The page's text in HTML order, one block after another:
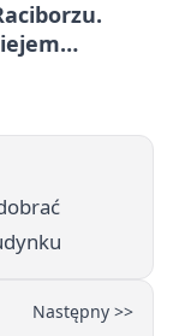
Następny >>